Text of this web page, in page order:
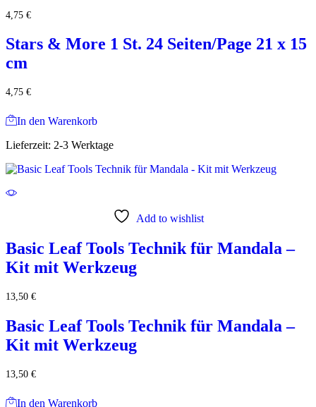
4,75 €
Stars & More 1 St. 24 Seiten/Page 21 x 15
cm
4,75 €
In den Warenkorb
Lieferzeit: 2-3 Werktage
Add to wishlist
Basic Leaf Tools Technik für Mandala –
Kit mit Werkzeug
13,50 €
Basic Leaf Tools Technik für Mandala –
Kit mit Werkzeug
13,50 €
In den Warenkorb